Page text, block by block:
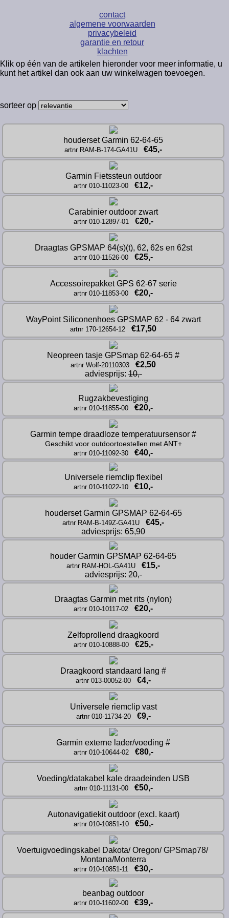
contact
algemene voorwaarden
privacybeleid
garantie en retour
klachten
Klik op één van de artikelen hieronder voor meer informatie, u
kunt het artikel dan ook aan uw winkelwagen toevoegen.
sorteer op
houderset Garmin 62-64-65
artnr RAM-B-174-GA41U €45,-
Garmin Fietssteun outdoor
artnr 010-11023-00 €12,-
Carabinier outdoor zwart
artnr 010-12897-01 €20,-
Draagtas GPSMAP 64(s)(t), 62, 62s en 62st
artnr 010-11526-00 €25,-
Accessoirepakket GPS 62-67 serie
artnr 010-11853-00 €20,-
WayPoint Siliconenhoes GPSMAP 62 - 64 zwart
artnr 170-12654-12 €17,50
Neopreen tasje GPSmap 62-64-65 #
artnr Wolf-20110303
€2,50
adviesprijs: 10,-
Rugzakbevestiging
artnr 010-11855-00 €20,-
Garmin tempe draadloze temperatuursensor #
Geschikt voor outdoortoestellen met ANT+
artnr 010-11092-30 €40,-
Universele riemclip flexibel
artnr 010-11022-10 €10,-
houderset Garmin GPSMAP 62-64-65
artnr RAM-B-149Z-GA41U
€45,-
adviesprijs: 65,90
houder Garmin GPSMAP 62-64-65
artnr RAM-HOL-GA41U
€15,-
adviesprijs: 20,-
Draagtas Garmin met rits (nylon)
artnr 010-10117-02 €20,-
Zelfoprollend draagkoord
artnr 010-10888-00 €25,-
Draagkoord standaard lang #
artnr 013-00052-00 €4,-
Universele riemclip vast
artnr 010-11734-20 €9,-
Garmin externe lader/voeding #
artnr 010-10644-02 €80,-
Voeding/datakabel kale draadeinden USB
artnr 010-11131-00 €50,-
Autonavigatiekit outdoor (excl. kaart)
artnr 010-10851-10 €50,-
Voertuigvoedingskabel Dakota/ Oregon/ GPSmap78/
Montana/Monterra
artnr 010-10851-11 €30,-
beanbag outdoor
artnr 010-11602-00 €39,-